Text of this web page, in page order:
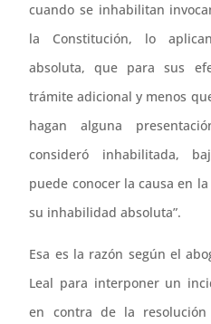
cuando se inhabilitan
la Constitución, lo
absoluta, que para sus
trámite adicional y menos
hagan alguna
consideró inhabilitada,
puede conocer la causa en
su inhabilidad absoluta”.
Esa es la razón según el
Leal para interponer un
en contra de la